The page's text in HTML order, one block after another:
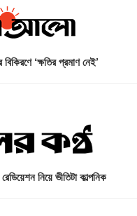
‘ক্ষতির প্রমাণ নেই’
নিয়ে ভীতিটা কাল্পনিক